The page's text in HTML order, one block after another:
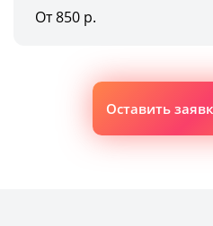
От 850 р.
Оставить